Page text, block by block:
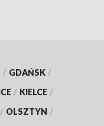
/ GDAŃSK /
/ KIELCE /
/ OLSZTYN /